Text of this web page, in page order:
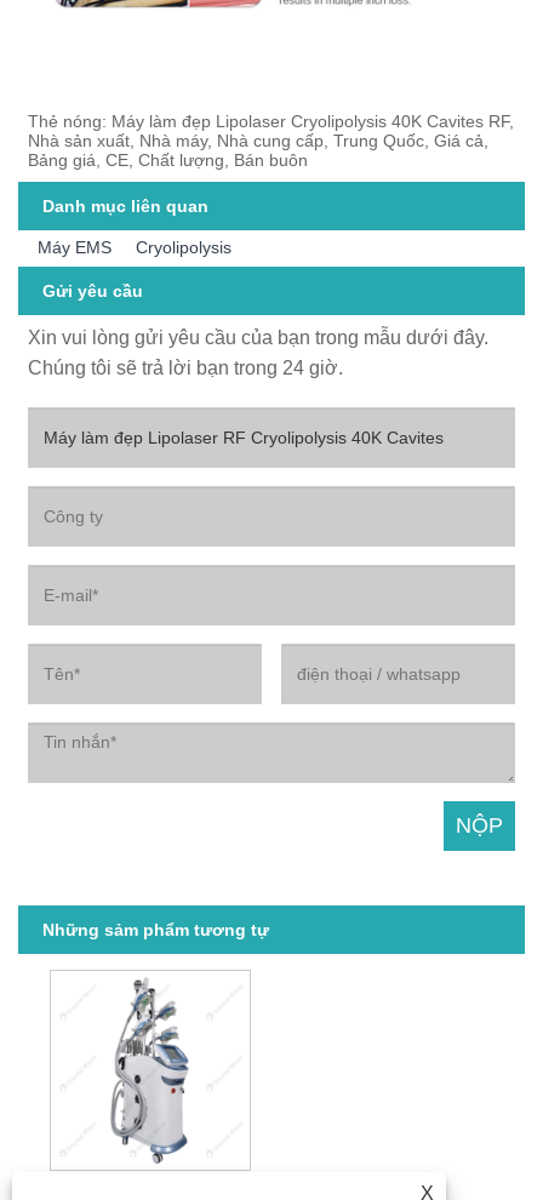
Thẻ nóng: Máy làm đẹp Lipolaser Cryolipolysis 40K Cavites RF,
Nhà sản xuất, Nhà máy, Nhà cung cấp, Trung Quốc, Giá cả,
Bảng giá, CE, Chất lượng, Bán buôn
Danh mục liên quan
Máy EMS Cryolipolysis
Gửi yêu cầu
Xin vui lòng gửi yêu cầu của bạn trong mẫu dưới đây.
Chúng tôi sẽ trả lời bạn trong 24 giờ.
Những sảm phẩm tương tự
X